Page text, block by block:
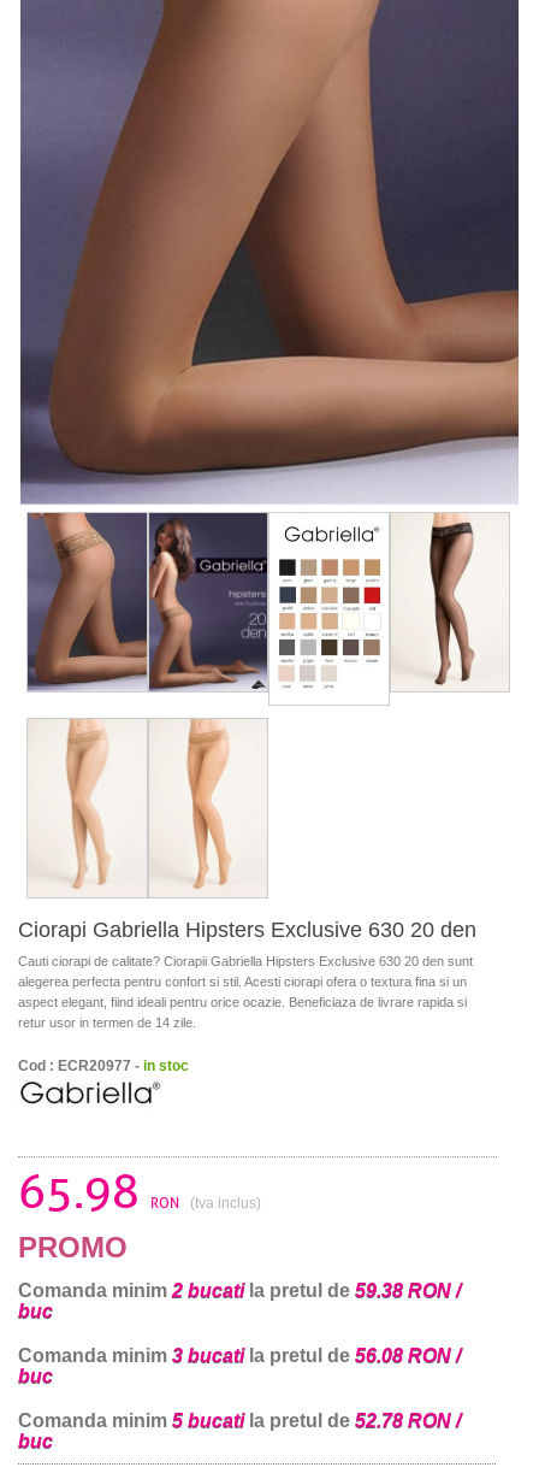
Ciorapi Gabriella Hipsters Exclusive 630 20 den
Cauti ciorapi de calitate? Ciorapii Gabriella Hipsters Exclusive 630 20 den sunt
alegerea perfecta pentru confort si stil. Acesti ciorapi ofera o textura fina si un
aspect elegant, fiind ideali pentru orice ocazie. Beneficiaza de livrare rapida si
retur usor in termen de 14 zile.
Cod : ECR20977 - in stoc
65.98 RON (tva inclus)
PROMO
Comanda minim2 bucatila pretul de 59.38 RON /
buc
Comanda minim 3 bucatila pretul de 56.08 RON /
buc
Comanda minim 5 bucatila pretul de 52.78 RON /
buc